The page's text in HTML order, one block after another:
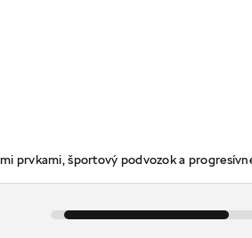
prvkami, športový podvozok a